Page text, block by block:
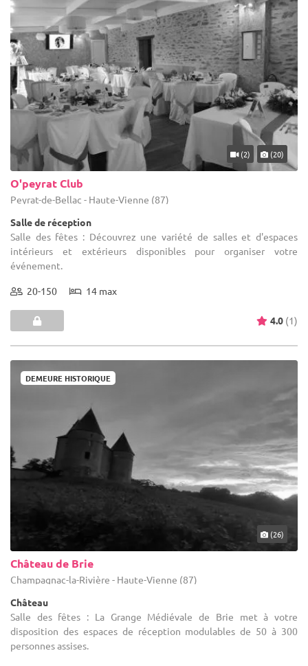
(2) (20)
O'peyrat Club
Peyrat-de-Bellac - Haute-Vienne (87)
Salle de réception
Salle des fêtes : Découvrez une variété de salles et d'espaces
intérieurs et extérieurs disponibles pour organiser votre
événement.
20-150 14 max
4.0 (1)
DEMEURE HISTORIQUE
(26)
Château de Brie
Champagnac-la-Rivière - Haute-Vienne (87)
Château
Salle des fêtes : La Grange Médiévale de Brie met à votre
disposition des espaces de réception modulables de 50 à 300
personnes assises.